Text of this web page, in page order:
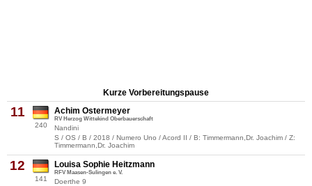
Kurze Vorbereitungspause
11
240
Achim Ostermeyer
RV Herzog Wittekind Oberbauerschaft
Nandini
S / OS / B / 2018 / Numero Uno / Acord II / B: Timmermann,Dr. Joachim / Z:
Timmermann,Dr. Joachim
12
141
Louisa Sophie Heitzmann
RFV Maasen-Sulingen e. V.
Doerthe 9